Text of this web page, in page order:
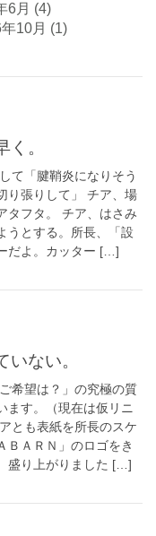
6月 (4)
10月 (1)
。
て「腱鞘炎になりそう
り張りして」 チア、場
タフタ。 チア、はさみ
うとする。所長、「設
だよ。カッター […]
ない。
希望は？」の究極の質
ます。（現在は仮リニ
とも表紙を所長のスケ
ＢＡＲＮ」のロゴをき
盛り上がりました […]